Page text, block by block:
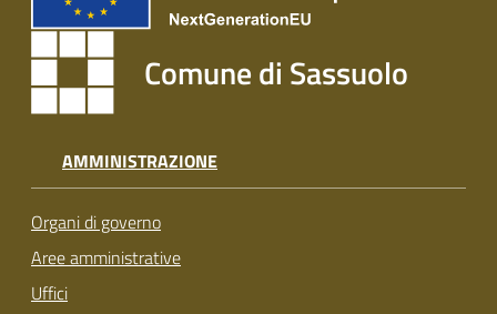
Comune di Sassuolo
AMMINISTRAZIONE
Organi di governo
Aree amministrative
Uffici